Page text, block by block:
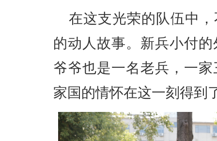
在这支光荣的队伍中
的动人故事。新兵小付
爷爷也是一名老兵，一
家国的情怀在这一刻得到